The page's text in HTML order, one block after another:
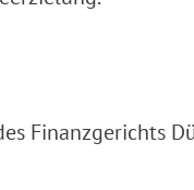
Finanzgerichts